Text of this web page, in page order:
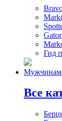
Gator
Гид
Мужчинам
Все